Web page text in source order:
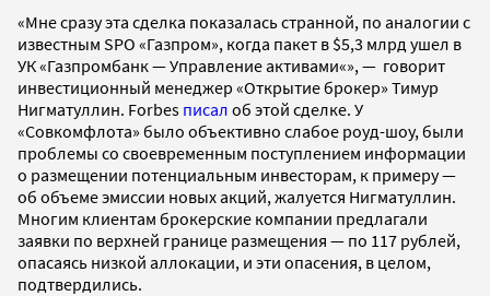
«Мне сразу эта сделка показалась странной, по аналогии с
известным SPO «Газпром», когда пакет в $5,3 млрд ушел в
УК «Газпромбанк — Управление активами«», — говорит
инвестиционный менеджер «Открытие брокер» Тимур
Нигматуллин. Forbes писал об этой сделке. У
«Совкомфлота» было объективно слабое роуд-шоу, были
проблемы со своевременным поступлением информации
о размещении потенциальным инвесторам, к примеру —
об объеме эмиссии новых акций, жалуется Нигматуллин.
Многим клиентам брокерские компании предлагали
заявки по верхней границе размещения — по 117 рублей,
опасаясь низкой аллокации, и эти опасения, в целом,
подтвердились.